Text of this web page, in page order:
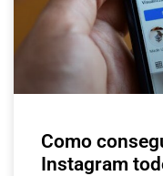
Como
Instagram